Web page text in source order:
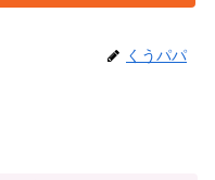
くうパパ